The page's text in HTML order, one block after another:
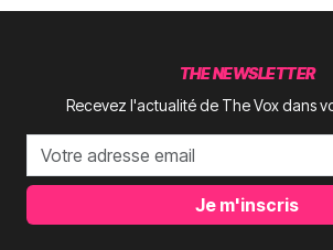
THE NEWSLETTER
Recevez l'actualité de The Vox dans
Je m'inscris